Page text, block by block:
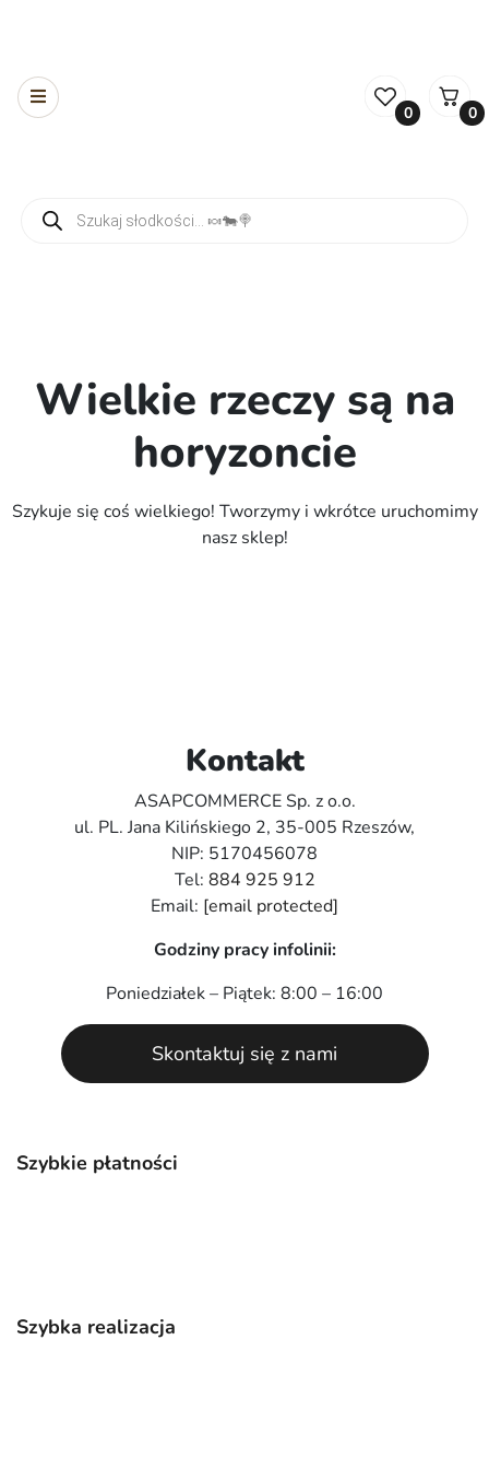
0 0
Wielkie rzeczy są na
horyzoncie
Szykuje się coś wielkiego! Tworzymy i wkrótce uruchomimy
nasz sklep!
Szybkie płatności
Szybka realizacja
Kontakt
ASAPCOMMERCE Sp. z o.o.
ul. PL. Jana Kilińskiego 2, 35-005 Rzeszów,
NIP: 5170456078
Tel: 884 925 912
Email: [email protected]
Godziny pracy infolinii:
Poniedziałek – Piątek: 8:00 – 16:00
Skontaktuj się z nami